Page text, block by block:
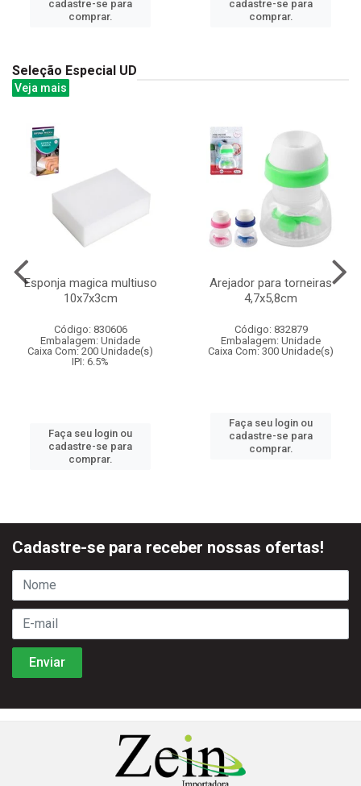
cadastre-se para
comprar.
cadastre-se para
comprar.
Seleção Especial UD
Veja mais
Esponja magica multiuso
10x7x3cm
Código: 830606
Embalagem: Unidade
Caixa Com: 200 Unidade(s)
IPI: 6.5%
Faça seu login ou
cadastre-se para
comprar.
Arejador para torneiras
4,7x5,8cm
Código: 832879
Embalagem: Unidade
Caixa Com: 300 Unidade(s)
Faça seu login ou
cadastre-se para
comprar.
Cadastre-se para receber nossas ofertas!